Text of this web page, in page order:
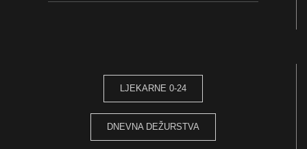
LJEKARNE 0-24
DNEVNA DEŽURSTVA